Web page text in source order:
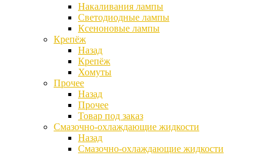
Накаливания лампы
Светодиодные лампы
Ксеноновые лампы
Крепёж
Назад
Крепёж
Хомуты
Прочее
Назад
Прочее
Товар под заказ
Смазочно-охлаждающие жидкости
Назад
Смазочно-охлаждающие жидкости